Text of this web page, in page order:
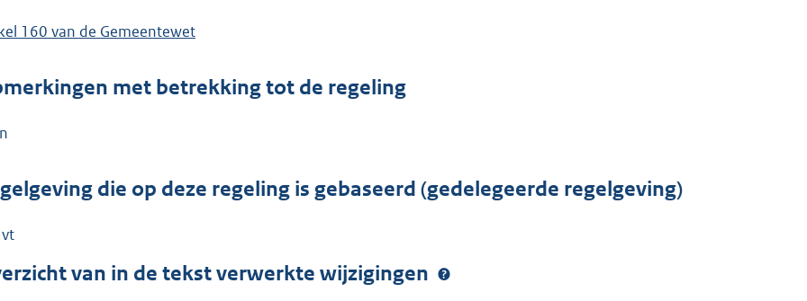
160 van de Gemeentewet
met betrekking tot de regeling
die op deze regeling is gebaseerd (gedelegeerde regelgeving)
van in de tekst verwerkte wijzigingen